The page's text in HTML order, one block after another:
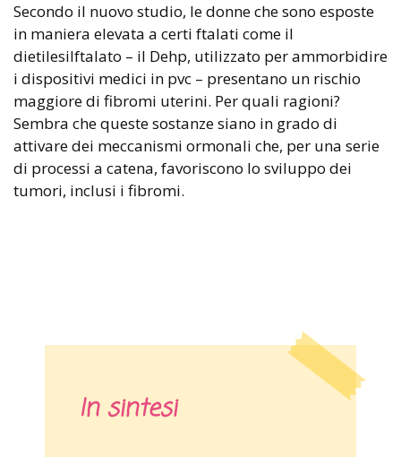
Secondo il nuovo studio, le donne che sono esposte
in maniera elevata a certi ftalati come il
dietilesilftalato – il Dehp, utilizzato per ammorbidire
i dispositivi medici in pvc – presentano un rischio
maggiore di fibromi uterini. Per quali ragioni?
Sembra che queste sostanze siano in grado di
attivare dei meccanismi ormonali che, per una serie
di processi a catena, favoriscono lo sviluppo dei
tumori, inclusi i fibromi.
In sintesi